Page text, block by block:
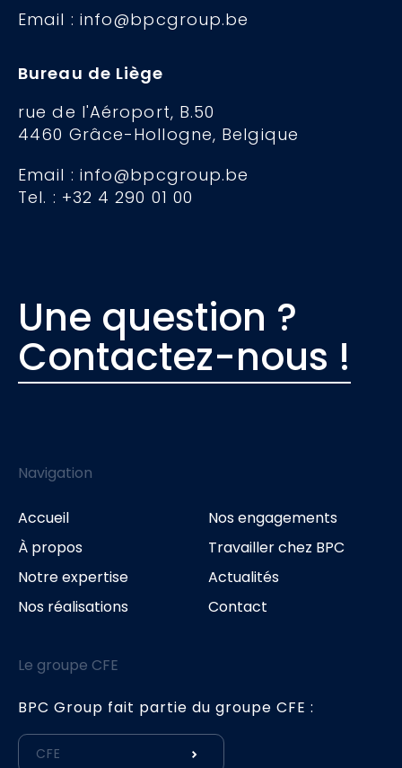
Email : info@bpcgroup.be
Bureau de Liège
rue de l'Aéroport, B.50
4460 Grâce-Hollogne, Belgique
Email : info@bpcgroup.be
Tel. : +32 4 290 01 00
Une question ?
Contactez-nous !
Navigation
Accueil
À propos
Notre expertise
Nos réalisations
Nos engagements
Travailler chez BPC
Actualités
Contact
Le groupe CFE
BPC Group fait partie du groupe CFE :
CFE